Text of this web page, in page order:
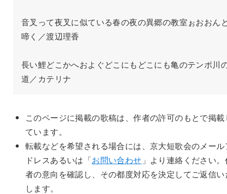
音叉って夜叉に似ている春の夜の異郷の教室ぉおおん
啼く／渡辺理香
長い鯉どこかへおよぐどこにもどこにも亀のテンポ川
道／カテリナ
このページに掲載の歌稿は、作者の許可のもとで掲載
ています。
転載などを希望される場合には、京大短歌会のメール
ドレスあるいは「お問い合わせ 」より連絡ください
者の意向を確認し、その都度対応を決定してご返信い
します。